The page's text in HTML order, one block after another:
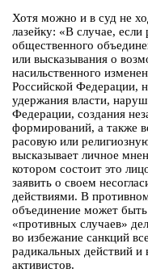
Хотя можно и в суд не
лазейку: «В случае, если
общественного
или высказывания о
насильственного
Российской Федерации,
удержания власти,
Федерации, создания
формирований, а также
расовую или
высказывает личное
котором состоит это
заявить о своем
действиями. В
объединение может
«противных случаев»
во избежание санкций
радикальных действий
активистов.